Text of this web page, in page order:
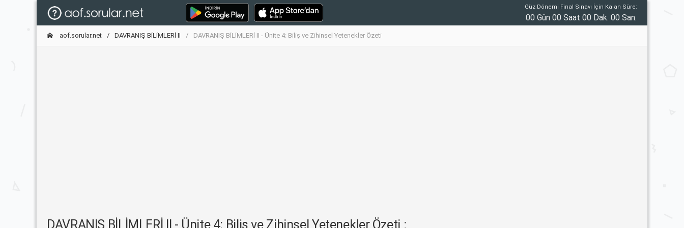
Güz Dönemi Final Sınavı İçin Kalan Süre:
00 Gün 00 Saat 00 Dak. 00 San.
aof.sorular.net DAVRANIŞ BİLİMLERİ II DAVRANIŞ BİLİMLERİ II - Ünite 4: Biliş ve Zihinsel Yetenekler Özeti
DAVRANIŞ BİLİMLERİ II - Ünite 4: Biliş ve Zihinsel Yetenekler Özeti :